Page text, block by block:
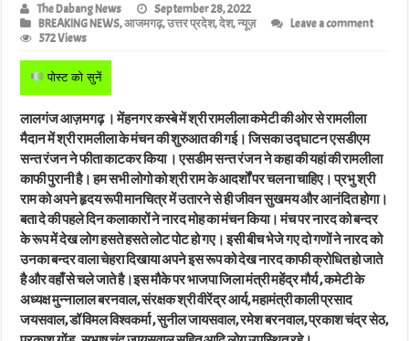
The Dabang News
September 28, 2022
BREAKING NEWS,आजमगढ़,उत्तर प्रदेश,देश,न्यूज़
Leave a comment
572 Views
पोस्ट को सुनें
लालगंज आज़मगढ़ । मेंहनगर कस्बे में श्री रामलीला कमेटी की ओर से रामलीला
मैदान में श्री रामलीला के मंचन की शुरुआत की गई। जिसका उद्घाटन एसडीएम
सन्त रंजन ने फीता काटकर किया । एसडीम सन्त रंजन ने कहा की यहां की रामलीला
काफी पुरानी है। हम सभी लोगो को श्री राम के आदर्शों पर चलना चाहिए। प्रभु श्री
राम को अपने हृदय रूपी मानचित्र में उतारने से ही जीवन सुखमय और आनंदित होगा।
बता दे की पहले दिन कलाकारों ने नारद मोह का मंचन किया। मंच पर नारद को बन्दर
के रूप में देख लोग हसते हसते लोट पोट हो गए। इसी बीच भेजे गए दो गणों ने नारद को
उनका बन्दर वाला चेहरा दिखाया अपने इस रूप को देख नारद काफी क्रोधित हो जाते
है और वहाँ से चले जाते है।इस मौके पर भाजपा जिला मंत्री महेंद्र मौर्य , कमेटी के
अध्यक्ष मुन्नालाल बरनवाल, संरक्षक श्री वीरेंद्र आर्य, महामंत्री काली प्रसाद
जयसवाल, डॉ विमल विश्वकर्मा , सुनील जायसवाल, रमेश बरनवाल, प्रकाश चंद्र सेठ,